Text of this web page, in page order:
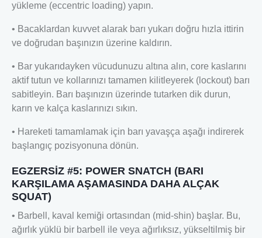
yükleme (eccentric loading) yapın.
• Bacaklardan kuvvet alarak barı yukarı doğru hızla ittirin
ve doğrudan başınızın üzerine kaldırın.
• Bar yukarıdayken vücudunuzu altına alın, core kaslarını
aktif tutun ve kollarınızı tamamen kilitleyerek (lockout) barı
sabitleyin. Barı başınızın üzerinde tutarken dik durun,
karın ve kalça kaslarınızı sıkın.
• Hareketi tamamlamak için barı yavaşça aşağı indirerek
başlangıç pozisyonuna dönün.
EGZERSİZ #5: POWER SNATCH (BARI
KARŞILAMA AŞAMASINDA DAHA ALÇAK
SQUAT)
• Barbell, kaval kemiği ortasından (mid-shin) başlar. Bu,
ağırlık yüklü bir barbell ile veya ağırlıksız, yükseltilmiş bir